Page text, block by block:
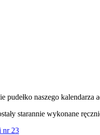
naszego kalendarza
starannie wykonane
nr 23